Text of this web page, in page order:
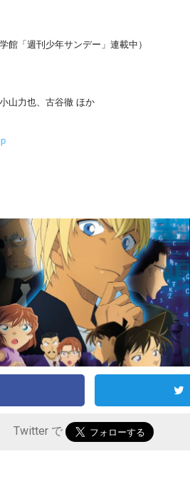
館「週刊少年サンデー」連載中）
山力也、古谷徹 ほか
Twitter で